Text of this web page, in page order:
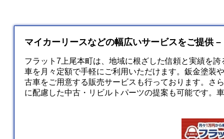
マイカーリースなどの幅広いサービスをご提供
フラット7上尾本町は、地域に根ざした信頼と実績を
車を月々定額で手軽にご利用いただけます。鈑金塗装
古車をご用意する販売サービスも行っております。さ
に配慮した中古・リビルトパーツの提案も可能です。